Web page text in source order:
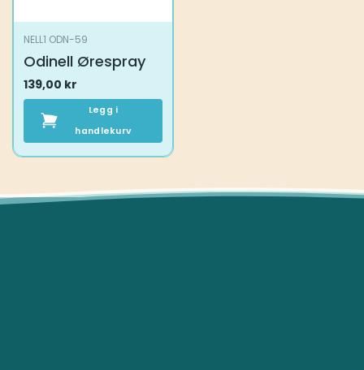
NELL1 ODN-59
Odinell Ørespray
139,00 kr
Legg i
handlekurv